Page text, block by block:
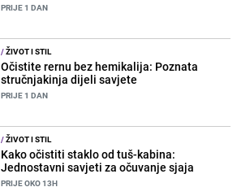
PRIJE 1 DAN
/ŽIVOT I STIL
Očistite rernu bez hemikalija: Poznata
stručnjakinja dijeli savjete
PRIJE 1 DAN
/ŽIVOT I STIL
Kako očistiti staklo od tuš-kabina:
Jednostavni savjeti za očuvanje sjaja
PRIJE OKO 13H